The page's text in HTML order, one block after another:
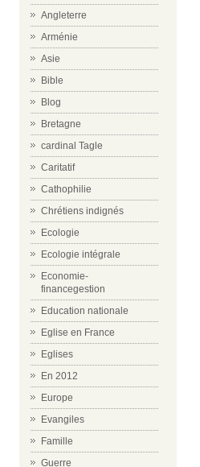
Angleterre
Arménie
Asie
Bible
Blog
Bretagne
cardinal Tagle
Caritatif
Cathophilie
Chrétiens indignés
Ecologie
Ecologie intégrale
Economie-
financegestion
Education nationale
Eglise en France
Eglises
En 2012
Europe
Evangiles
Famille
Guerre